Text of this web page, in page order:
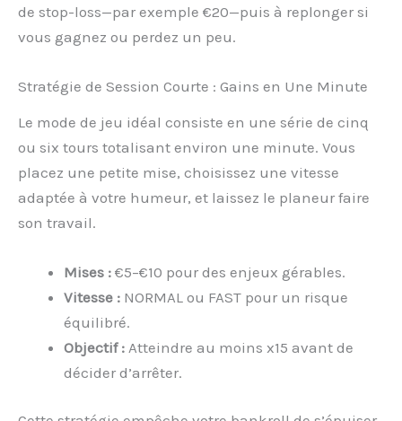
de stop-loss—par exemple €20—puis à replonger si
vous gagnez ou perdez un peu.
Stratégie de Session Courte : Gains en Une Minute
Le mode de jeu idéal consiste en une série de cinq
ou six tours totalisant environ une minute. Vous
placez une petite mise, choisissez une vitesse
adaptée à votre humeur, et laissez le planeur faire
son travail.
Mises : €5–€10 pour des enjeux gérables.
Vitesse : NORMAL ou FAST pour un risque
équilibré.
Objectif : Atteindre au moins x15 avant de
décider d’arrêter.